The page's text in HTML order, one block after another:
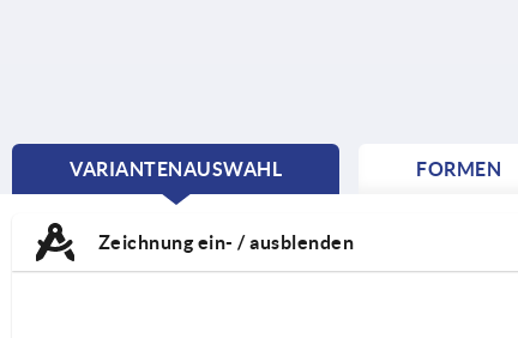
VARIANTENAUSWAHL
CURRENT
FORMEN
Zeichnung ein- / ausblenden